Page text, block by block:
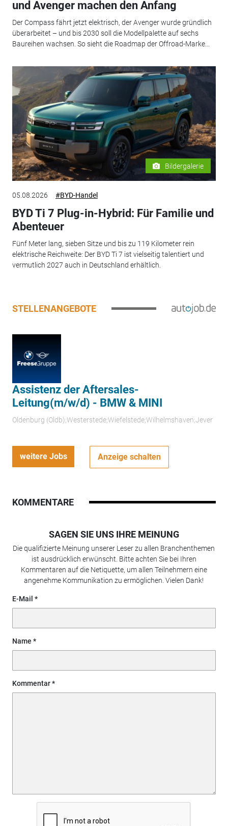
und Avenger machen den Anfang
Der Compass fährt jetzt elektrisch, der Avenger wurde gründlich
überarbeitet – und bis 2030 soll die Modellpalette auf sechs
Baureihen wachsen. So sieht die Roadmap der Offroad-Marke...
Bildergalerie
05.08.2026 #BYD-Handel
BYD Ti 7 Plug-in-Hybrid: Für Familie und
Abenteuer
Fünf Meter lang, sieben Sitze und bis zu 119 Kilometer rein
elektrische Reichweite: Der BYD Ti 7 ist vielseitig talentiert und
vermutlich 2027 auch in Deutschland erhältlich.
STELLENANGEBOTE
Assistenz der Aftersales-
Leitung(m/w/d) - BMW & MINI
Oldenburg (Oldb);Westerstede;Wiefelstede;Wilhelmshaven;Jever
weitere Jobs Anzeige schalten
KOMMENTARE
SAGEN SIE UNS IHRE MEINUNG
Die qualifizierte Meinung unserer Leser zu allen Branchenthemen
ist ausdrücklich erwünscht. Bitte achten Sie bei Ihren
Kommentaren auf die Netiquette, um allen Teilnehmern eine
angenehme Kommunikation zu ermöglichen. Vielen Dank!
E-Mail
Name
Kommentar